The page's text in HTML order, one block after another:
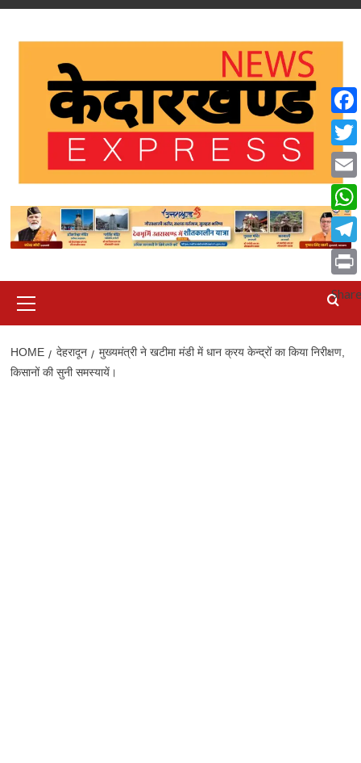
Skip
Menu
HOME देहरादून
मुख्यमंत्री ने खटीमा मंडी में धान क्रय केन्द्रों का किया निरीक्षण,
किसानों की सुनी समस्यायें।
Email
Print
Share